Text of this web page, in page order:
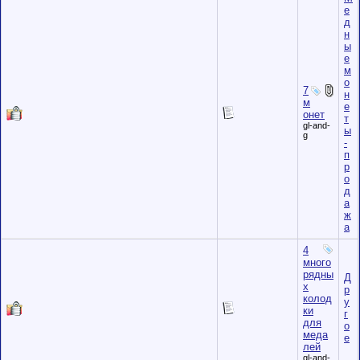
7
м
онет
gl-and-
g
е
д
н
ы
е
м
о
н
е
т
ы
-
п
р
о
д
а
ж
а
4
много
рядны
х
колод
ки
для
меда
лей
gl-and-
Д
р
у
г
о
е